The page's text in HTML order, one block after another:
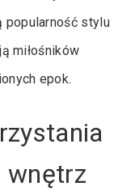
popularność stylu
miłośników
epok.
wnętrz